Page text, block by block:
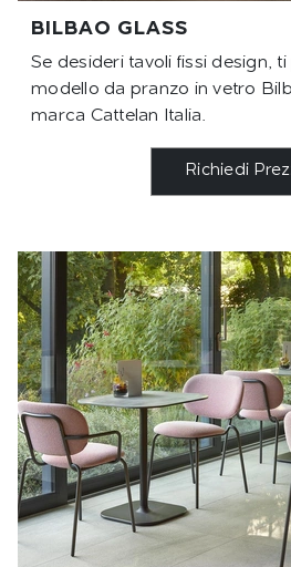
BILBAO GLASS
Se desideri tavoli fissi design, ti
modello da pranzo in vetro
marca Cattelan Italia.
Richiedi